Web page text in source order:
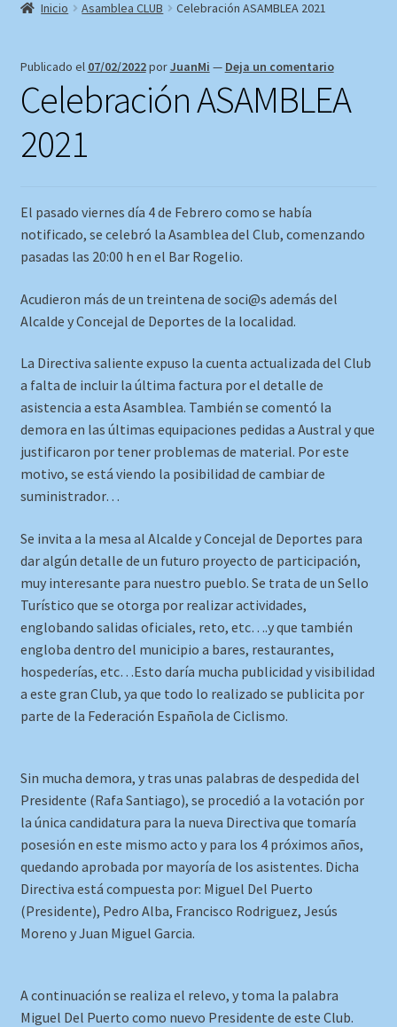
Inicio Asamblea CLUB Celebración ASAMBLEA 2021
Publicado el 07/02/2022porJuanMi — Deja un comentario
Celebración ASAMBLEA
2021
El pasado viernes día 4 de Febrero como se había
notificado, se celebró la Asamblea del Club, comenzando
pasadas las 20:00 h en el Bar Rogelio.
Acudieron más de un treintena de soci@s además del
Alcalde y Concejal de Deportes de la localidad.
La Directiva saliente expuso la cuenta actualizada del Club
a falta de incluir la última factura por el detalle de
asistencia a esta Asamblea. También se comentó la
demora en las últimas equipaciones pedidas a Austral y que
justificaron por tener problemas de material. Por este
motivo, se está viendo la posibilidad de cambiar de
suministrador…
Se invita a la mesa al Alcalde y Concejal de Deportes para
dar algún detalle de un futuro proyecto de participación,
muy interesante para nuestro pueblo. Se trata de un Sello
Turístico que se otorga por realizar actividades,
englobando salidas oficiales, reto, etc….y que también
engloba dentro del municipio a bares, restaurantes,
hospederías, etc…Esto daría mucha publicidad y visibilidad
a este gran Club, ya que todo lo realizado se publicita por
parte de la Federación Española de Ciclismo.
Sin mucha demora, y tras unas palabras de despedida del
Presidente (Rafa Santiago), se procedió a la votación por
la única candidatura para la nueva Directiva que tomaría
posesión en este mismo acto y para los 4 próximos años,
quedando aprobada por mayoría de los asistentes. Dicha
Directiva está compuesta por: Miguel Del Puerto
(Presidente), Pedro Alba, Francisco Rodriguez, Jesús
Moreno y Juan Miguel Garcia.
A continuación se realiza el relevo, y toma la palabra
Miguel Del Puerto como nuevo Presidente de este Club.